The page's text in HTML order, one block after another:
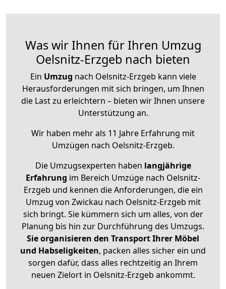
Was wir Ihnen für Ihren Umzug
Oelsnitz-Erzgeb nach bieten
Ein Umzug nach Oelsnitz-Erzgeb kann viele
Herausforderungen mit sich bringen, um Ihnen
die Last zu erleichtern – bieten wir Ihnen unsere
Unterstützung an.
Wir haben mehr als 11 Jahre Erfahrung mit
Umzügen nach Oelsnitz-Erzgeb.
Die Umzugsexperten haben langjährige
Erfahrung im Bereich Umzüge nach Oelsnitz-
Erzgeb und kennen die Anforderungen, die ein
Umzug von Zwickau nach Oelsnitz-Erzgeb mit
sich bringt. Sie kümmern sich um alles, von der
Planung bis hin zur Durchführung des Umzugs.
Sie organisieren den Transport Ihrer Möbel
und Habseligkeiten, packen alles sicher ein und
sorgen dafür, dass alles rechtzeitig an Ihrem
neuen Zielort in Oelsnitz-Erzgeb ankommt.